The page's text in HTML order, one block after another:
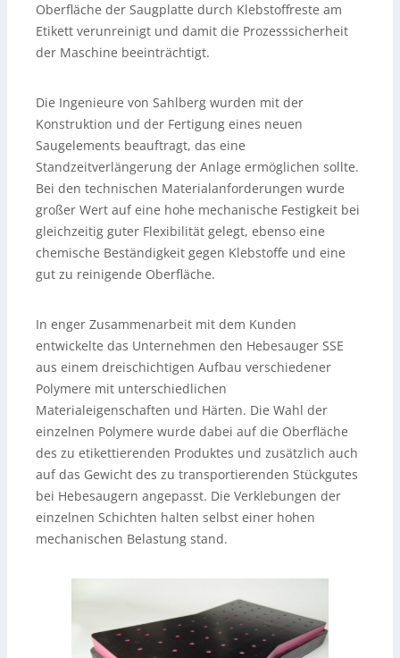
Oberfläche der Saugplatte durch Klebstoffreste am
Etikett verunreinigt und damit die Prozesssicherheit
der Maschine beeinträchtigt.
Die Ingenieure von Sahlberg wurden mit der
Konstruktion und der Fertigung eines neuen
Saugelements beauftragt, das eine
Standzeitverlängerung der Anlage ermöglichen sollte.
Bei den technischen Materialanforderungen wurde
großer Wert auf eine hohe mechanische Festigkeit bei
gleichzeitig guter Flexibilität gelegt, ebenso eine
chemische Beständigkeit gegen Klebstoffe und eine
gut zu reinigende Oberfläche.
In enger Zusammenarbeit mit dem Kunden
entwickelte das Unternehmen den Hebesauger SSE
aus einem dreischichtigen Aufbau verschiedener
Polymere mit unterschiedlichen
Materialeigenschaften und Härten. Die Wahl der
einzelnen Polymere wurde dabei auf die Oberfläche
des zu etikettierenden Produktes und zusätzlich auch
auf das Gewicht des zu transportierenden Stückgutes
bei Hebesaugern angepasst. Die Verklebungen der
einzelnen Schichten halten selbst einer hohen
mechanischen Belastung stand.